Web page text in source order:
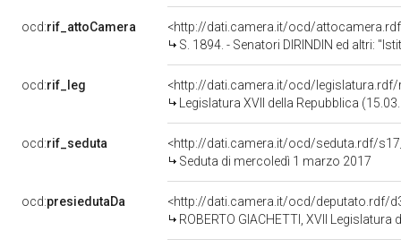
ocd:rif_attoCamera
<http://dati.camera.it/ocd/
S. 1894. - Senatori DIRINDIN ed altri: "Istituzione della
ocd:rif_leg
<http://dati.camera.it/ocd/legislatura.rdf/
Legislatura XVII della Repubblica
ocd:rif_seduta
<http://dati.camera.it/ocd/seduta.rdf/
Seduta di mercoledì 1 marzo 2017
ocd:presiedutaDa
<http://dati.camera.it/ocd/deputato.rdf/
ROBERTO GIACHETTI, XVII Legislatura